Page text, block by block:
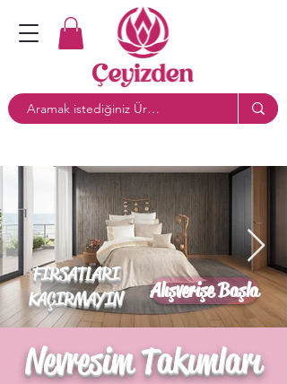
FIRSATLARI
KAÇIRMAYIN
Alışverişe Başla
Nevresim Takımları